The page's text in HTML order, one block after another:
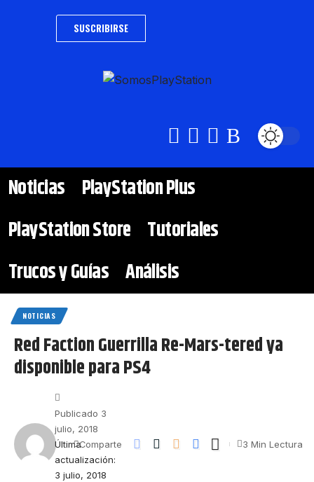
SUSCRIBIRSE
Noticias
PlayStation Plus
PlayStation Store Tutoriales
Trucos y Guías Análisis
NOTICIAS
Red Faction Guerrilla Re-Mars-tered ya
disponible para PS4
Última
actualización:
3 julio, 2018
Publicado 3
julio, 2018
Comparte 3 Min Lectura